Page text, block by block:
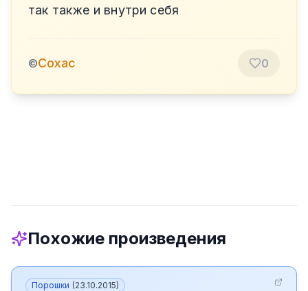
так также и внутри себя
©Сохас 0
Похожие произведения
Порошки (23.10.2015)